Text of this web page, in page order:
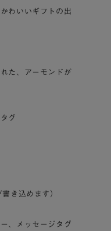
わいいギフトの出
た、アーモンドが
グ
き込めます）
、メッセージタグ